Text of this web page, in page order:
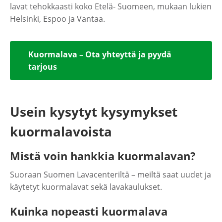
lavat tehokkaasti koko Etelä- Suomeen, mukaan lukien
Helsinki, Espoo ja Vantaa.
Kuormalava – Ota yhteyttä ja pyydä
tarjous
Usein kysytyt kysymykset
kuormalavoista
Mistä voin hankkia kuormalavan?
Suoraan Suomen Lavacenteriltä – meiltä saat uudet ja
käytetyt kuormalavat sekä lavakaulukset.
Kuinka nopeasti kuormalava